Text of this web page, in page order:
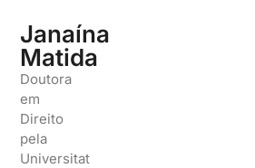
Janaína
Matida
Doutora
em
Direito
pela
Universitat